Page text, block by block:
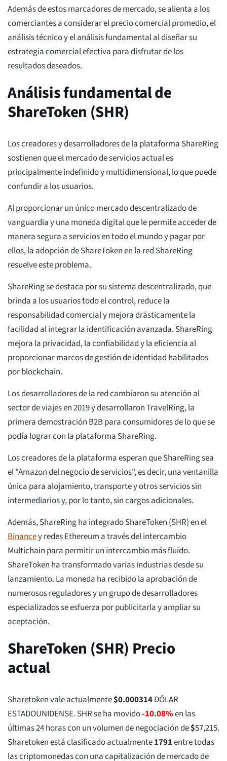
Además de estos marcadores de mercado, se alienta a los
comerciantes a considerar el precio comercial promedio, el
análisis técnico y el análisis fundamental al diseñar su
estrategia comercial efectiva para disfrutar de los
resultados deseados.
Análisis fundamental de
ShareToken (SHR)
Los creadores y desarrolladores de la plataforma ShareRing
sostienen que el mercado de servicios actual es
principalmente indefinido y multidimensional, lo que puede
confundir a los usuarios.
Al proporcionar un único mercado descentralizado de
vanguardia y una moneda digital que le permite acceder de
manera segura a servicios en todo el mundo y pagar por
ellos, la adopción de ShareToken en la red ShareRing
resuelve este problema.
ShareRing se destaca por su sistema descentralizado, que
brinda a los usuarios todo el control, reduce la
responsabilidad comercial y mejora drásticamente la
facilidad al integrar la identificación avanzada. ShareRing
mejora la privacidad, la confiabilidad y la eficiencia al
proporcionar marcos de gestión de identidad habilitados
por blockchain.
Los desarrolladores de la red cambiaron su atención al
sector de viajes en 2019 y desarrollaron TravelRing, la
primera demostración B2B para consumidores de lo que se
podía lograr con la plataforma ShareRing.
Los creadores de la plataforma esperan que ShareRing sea
el "Amazon del negocio de servicios", es decir, una ventanilla
única para alojamiento, transporte y otros servicios sin
intermediarios y, por lo tanto, sin cargos adicionales.
Además, ShareRing ha integrado ShareToken (SHR) en el
Binancey redes Ethereum a través del intercambio
Multichain para permitir un intercambio más fluido.
ShareToken ha transformado varias industrias desde su
lanzamiento. La moneda ha recibido la aprobación de
numerosos reguladores y un grupo de desarrolladores
especializados se esfuerza por publicitarla y ampliar su
aceptación.
ShareToken (SHR) Precio
actual
Sharetoken vale actualmente$0.000314DÓLAR
ESTADOUNIDENSE. SHR se ha movido-10.08%en las
últimas 24 horas con un volumen de negociación de$57,215.
Sharetoken está clasificado actualmente1791entre todas
las criptomonedas con una capitalización de mercado de